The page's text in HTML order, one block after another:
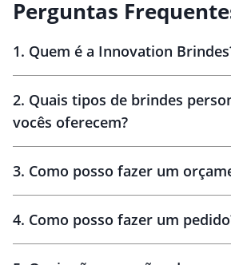
Perguntas
1. Quem é a Innovation
Brindes personalizados
2. Quais tipos de brindes
vocês oferecem?
3. Como posso fazer um
4. Como posso fazer um